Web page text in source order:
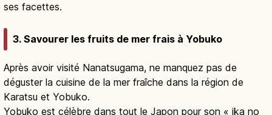
ses facettes.
3. Savourer les fruits de mer frais à Yobuko
Après avoir visité Nanatsugama, ne manquez pas de
déguster la cuisine de la mer fraîche dans la région de
Karatsu et Yobuko.
Yobuko est célèbre dans tout le Japon pour son « ika no